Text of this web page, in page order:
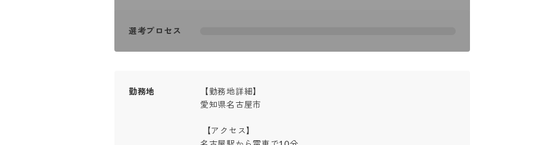
選考プロセス
勤務地
【勤務地詳細】
愛知県名古屋市